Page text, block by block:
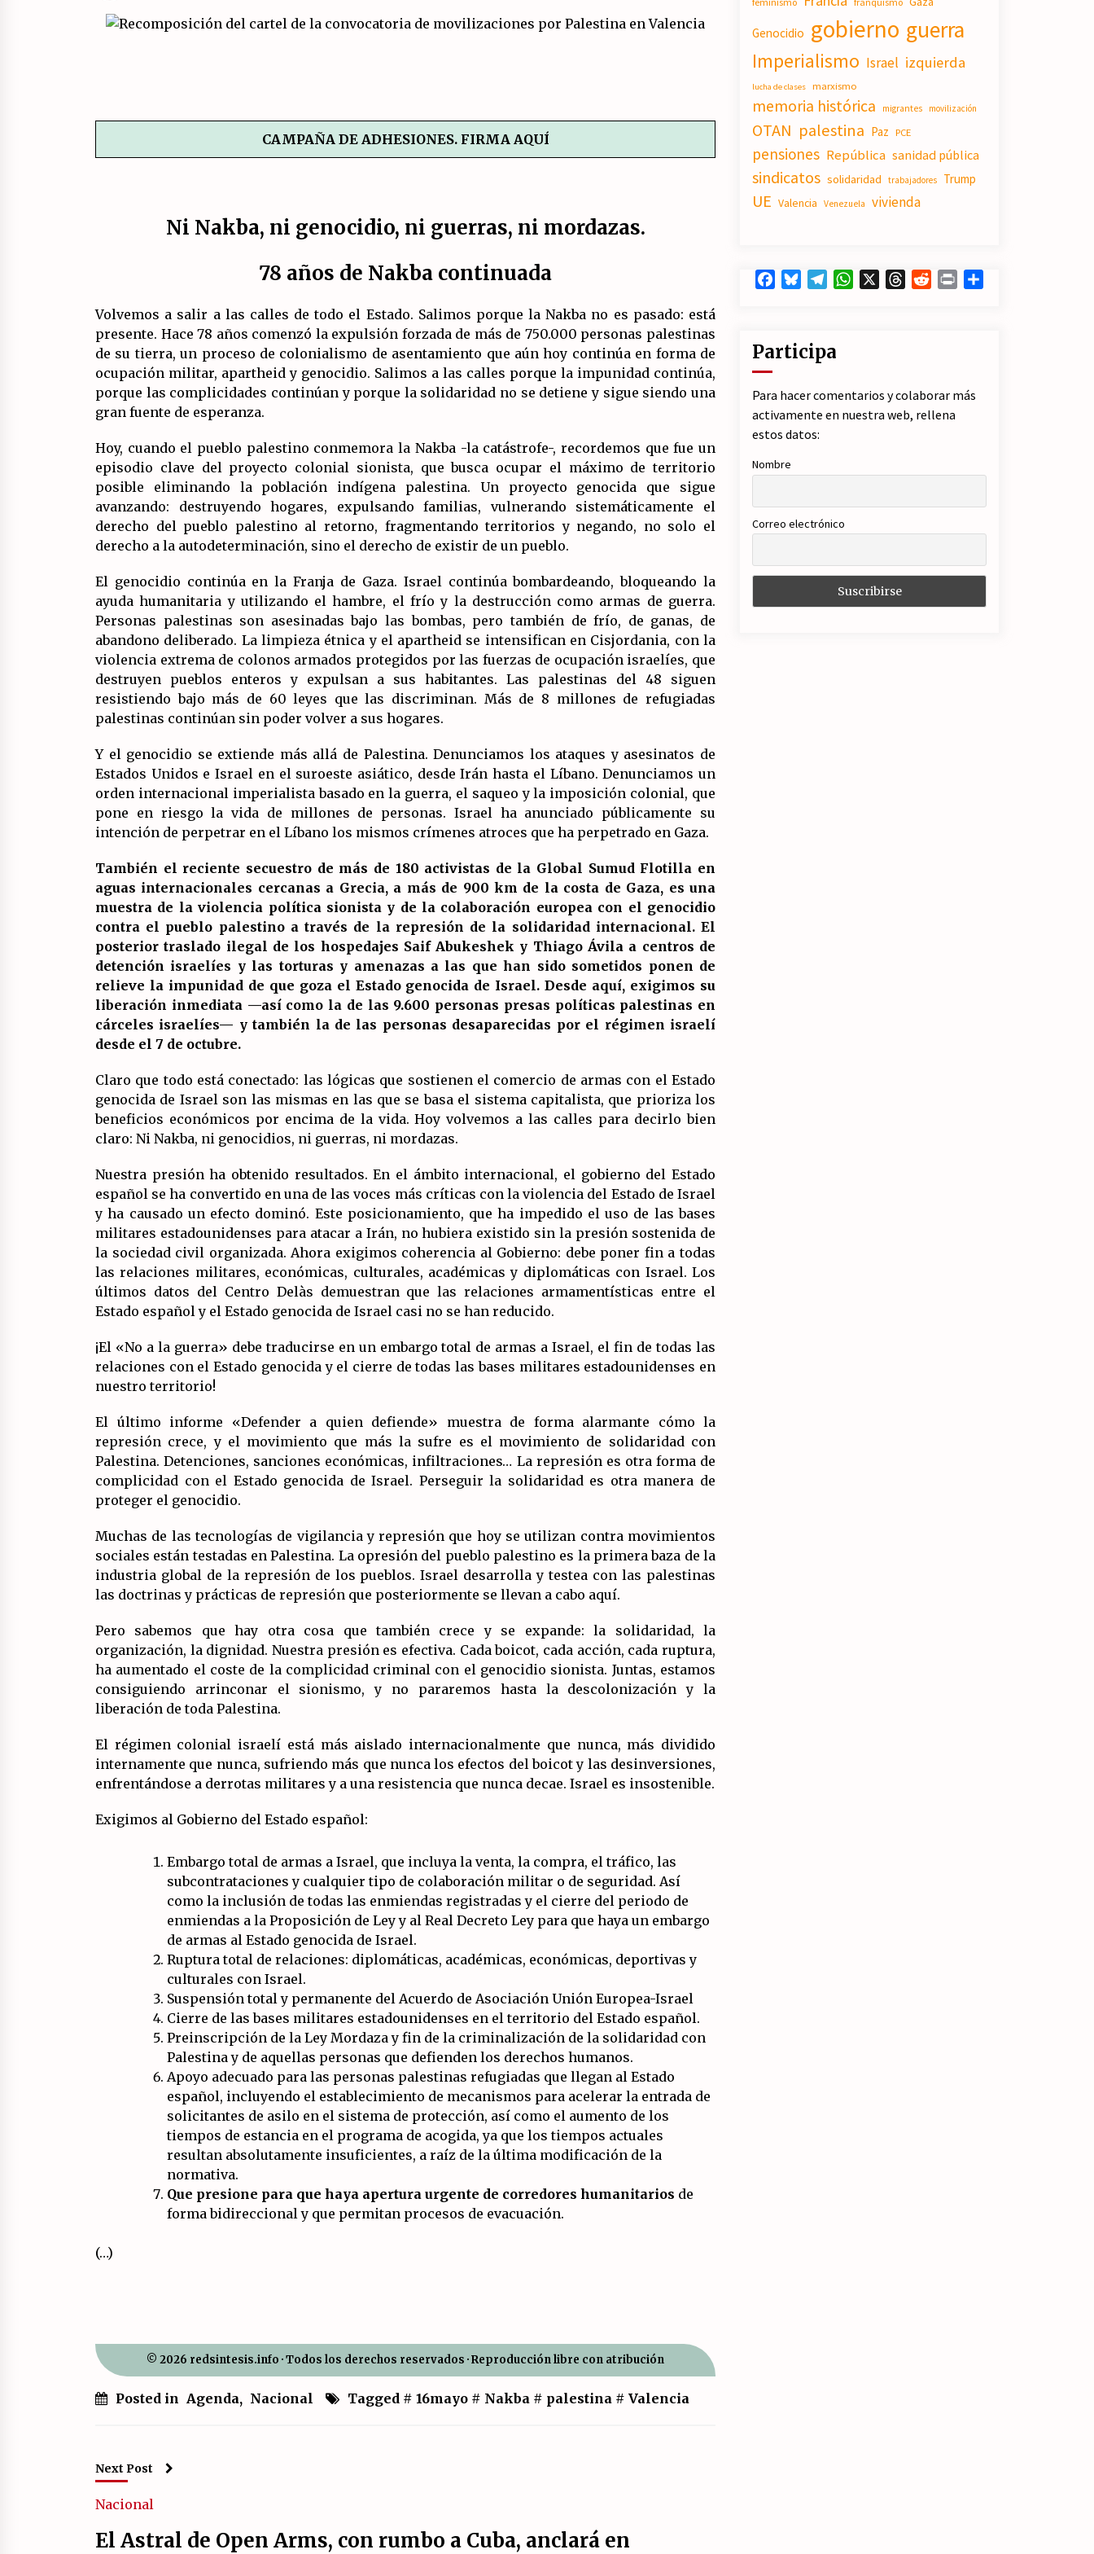
20/07/2026 19/07/2026
19/07/2026
Actos en Valencia y Alicante contra
la represión del activismo por
Palestina.
16/07/2026
Asamblea abierta de los CLER en
Declaración de Estambul por un
Frente Común contra la OTAN, el
El fuego no tiene la culpa en Los
Gallardos (Almería)
CAMPAÑA DE ADHESIONES. FIRMA AQUÍ
Ni Nakba, ni genocidio, ni guerras, ni mordazas.
78 años de Nakba continuada
Volvemos a salir a las calles de todo el Estado. Salimos porque la Nakba no es pasado: está
presente. Hace 78 años comenzó la expulsión forzada de más de 750.000 personas palestinas
de su tierra, un proceso de colonialismo de asentamiento que aún hoy continúa en forma de
ocupación militar, apartheid y genocidio. Salimos a las calles porque la impunidad continúa,
porque las complicidades continúan y porque la solidaridad no se detiene y sigue siendo una
gran fuente de esperanza.
Hoy, cuando el pueblo palestino conmemora la Nakba -la catástrofe-, recordemos que fue un
episodio clave del proyecto colonial sionista, que busca ocupar el máximo de territorio
posible eliminando la población indígena palestina. Un proyecto genocida que sigue
avanzando: destruyendo hogares, expulsando familias, vulnerando sistemáticamente el
derecho del pueblo palestino al retorno, fragmentando territorios y negando, no solo el
derecho a la autodeterminación, sino el derecho de existir de un pueblo.
El genocidio continúa en la Franja de Gaza. Israel continúa bombardeando, bloqueando la
ayuda humanitaria y utilizando el hambre, el frío y la destrucción como armas de guerra.
Personas palestinas son asesinadas bajo las bombas, pero también de frío, de ganas, de
abandono deliberado. La limpieza étnica y el apartheid se intensifican en Cisjordania, con la
violencia extrema de colonos armados protegidos por las fuerzas de ocupación israelíes, que
destruyen pueblos enteros y expulsan a sus habitantes. Las palestinas del 48 siguen
resistiendo bajo más de 60 leyes que las discriminan. Más de 8 millones de refugiadas
palestinas continúan sin poder volver a sus hogares.
Y el genocidio se extiende más allá de Palestina. Denunciamos los ataques y asesinatos de
Estados Unidos e Israel en el suroeste asiático, desde Irán hasta el Líbano. Denunciamos un
orden internacional imperialista basado en la guerra, el saqueo y la imposición colonial, que
pone en riesgo la vida de millones de personas. Israel ha anunciado públicamente su
intención de perpetrar en el Líbano los mismos crímenes atroces que ha perpetrado en Gaza.
También el reciente secuestro de más de 180 activistas de la Global Sumud Flotilla en
aguas internacionales cercanas a Grecia, a más de 900 km de la costa de Gaza, es una
muestra de la violencia política sionista y de la colaboración europea con el genocidio
contra el pueblo palestino a través de la represión de la solidaridad internacional. El
posterior traslado ilegal de los hospedajes Saif Abukeshek y Thiago Ávila a centros de
detención israelíes y las torturas y amenazas a las que han sido sometidos ponen de
relieve la impunidad de que goza el Estado genocida de Israel. Desde aquí, exigimos su
liberación inmediata —así como la de las 9.600 personas presas políticas palestinas en
cárceles israelíes— y también la de las personas desaparecidas por el régimen israelí
desde el 7 de octubre.
Claro que todo está conectado: las lógicas que sostienen el comercio de armas con el Estado
genocida de Israel son las mismas en las que se basa el sistema capitalista, que prioriza los
beneficios económicos por encima de la vida. Hoy volvemos a las calles para decirlo bien
claro: Ni Nakba, ni genocidios, ni guerras, ni mordazas.
Nuestra presión ha obtenido resultados. En el ámbito internacional, el gobierno del Estado
español se ha convertido en una de las voces más críticas con la violencia del Estado de Israel
y ha causado un efecto dominó. Este posicionamiento, que ha impedido el uso de las bases
militares estadounidenses para atacar a Irán, no hubiera existido sin la presión sostenida de
la sociedad civil organizada. Ahora exigimos coherencia al Gobierno: debe poner fin a todas
las relaciones militares, económicas, culturales, académicas y diplomáticas con Israel. Los
últimos datos del Centro Delàs demuestran que las relaciones armamentísticas entre el
Estado español y el Estado genocida de Israel casi no se han reducido.
¡El «No a la guerra» debe traducirse en un embargo total de armas a Israel, el fin de todas las
relaciones con el Estado genocida y el cierre de todas las bases militares estadounidenses en
nuestro territorio!
El último informe «Defender a quien defiende» muestra de forma alarmante cómo la
represión crece, y el movimiento que más la sufre es el movimiento de solidaridad con
Palestina. Detenciones, sanciones económicas, infiltraciones… La represión es otra forma de
complicidad con el Estado genocida de Israel. Perseguir la solidaridad es otra manera de
proteger el genocidio.
Muchas de las tecnologías de vigilancia y represión que hoy se utilizan contra movimientos
sociales están testadas en Palestina. La opresión del pueblo palestino es la primera baza de la
industria global de la represión de los pueblos. Israel desarrolla y testea con las palestinas
las doctrinas y prácticas de represión que posteriormente se llevan a cabo aquí.
Pero sabemos que hay otra cosa que también crece y se expande: la solidaridad, la
organización, la dignidad. Nuestra presión es efectiva. Cada boicot, cada acción, cada ruptura,
ha aumentado el coste de la complicidad criminal con el genocidio sionista. Juntas, estamos
consiguiendo arrinconar el sionismo, y no pararemos hasta la descolonización y la
liberación de toda Palestina.
El régimen colonial israelí está más aislado internacionalmente que nunca, más dividido
internamente que nunca, sufriendo más que nunca los efectos del boicot y las desinversiones,
enfrentándose a derrotas militares y a una resistencia que nunca decae. Israel es insostenible.
Exigimos al Gobierno del Estado español:
Embargo total de armas a Israel, que incluya la venta, la compra, el tráfico, las
subcontrataciones y cualquier tipo de colaboración militar o de seguridad. Así
como la inclusión de todas las enmiendas registradas y el cierre del periodo de
enmiendas a la Proposición de Ley y al Real Decreto Ley para que haya un embargo
de armas al Estado genocida de Israel.
Ruptura total de relaciones: diplomáticas, académicas, económicas, deportivas y
culturales con Israel.
Suspensión total y permanente del Acuerdo de Asociación Unión Europea-Israel
Cierre de las bases militares estadounidenses en el territorio del Estado español.
Preinscripción de la Ley Mordaza y fin de la criminalización de la solidaridad con
Palestina y de aquellas personas que defienden los derechos humanos.
Apoyo adecuado para las personas palestinas refugiadas que llegan al Estado
español, incluyendo el establecimiento de mecanismos para acelerar la entrada de
solicitantes de asilo en el sistema de protección, así como el aumento de los
tiempos de estancia en el programa de acogida, ya que los tiempos actuales
resultan absolutamente insuficientes, a raíz de la última modificación de la
normativa.
Que presione para que haya apertura urgente de corredores humanitarios de
forma bidireccional y que permitan procesos de evacuación.
(…)
© 2026 redsintesis.info · Todos los derechos reservados · Reproducción libre con atribución
Posted in Agenda, Nacional Tagged # 16mayo # Nakba # palestina # Valencia
Next Post
Nacional
El Astral de Open Arms, con rumbo a Cuba, anclará en
Genocidio gobierno guerra
Imperialismo Israel izquierda
lucha de clases marxismo
memoria histórica migrantes movilización
OTAN palestina Paz PCE
pensiones República sanidad pública
sindicatos solidaridad trabajadores Trump
UE Valencia Venezuela vivienda
FacebookBlueskyTelegramWhatsApp ThreadsReddit Print
Participa
Para hacer comentarios y colaborar más
activamente en nuestra web, rellena
estos datos:
Nombre
Correo electrónico